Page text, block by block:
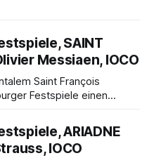
SAINT
Messiaen, IOCO
Saint François
Festspiele einen
Maxime Pascal entfaltet
Philippe Sly berührt als
ARIADNE
IOCO